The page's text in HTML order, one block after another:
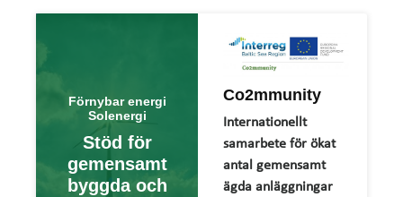
Förnybar energi
Solenergi
Stöd för
gemensamt
byggda och
Co2mmunity
Internationellt
samarbete för ökat
antal gemensamt
ägda anläggningar